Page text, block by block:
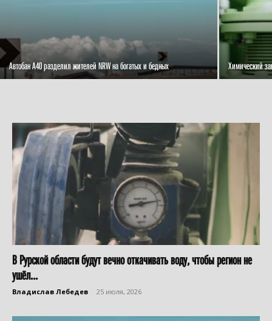
Автобан А40 разделил жителей NRW на богатых и бедных Химический
В Рурской области будут вечно откачивать воду, чтобы регион не
ушёл...
Владислав Лебедев 25 июля, 2026